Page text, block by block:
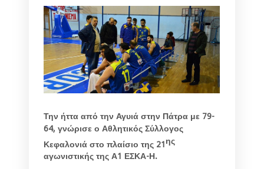
Την ήττα από την Αγυιά στην Πάτρα με 79-
64, γνώρισε ο Αθλητικός Σύλλογος
Κεφαλονιά στο πλαίσιο της 21ης
αγωνιστικής της Α1 ΕΣΚΑ-Η.